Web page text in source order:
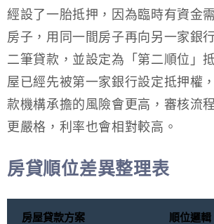
經設了一胎抵押，因為臨時有資金
房子，用同一間房子再向另一家銀
二筆貸款，並設定為「第二順位」
屋已經先被第一家銀行設定抵押權
款機構承擔的風險會更高，審核流
更嚴格，利率也會相對較高。
房貸順位差異整理表
房屋貸款方案 順位邏輯